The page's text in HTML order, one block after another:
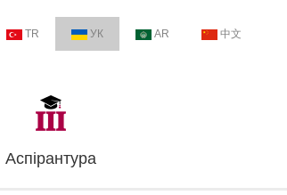
TR УК AR 中文
Аспірантура